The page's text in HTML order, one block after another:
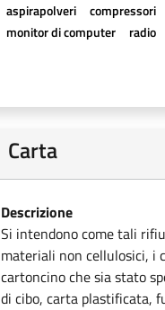
aspirapolveri compressori
monitor di computer
radio
Carta
Descrizione
Si intendono come tali
materiali non cellulosici, i
cartoncino che sia stato
di cibo, carta plastificata,